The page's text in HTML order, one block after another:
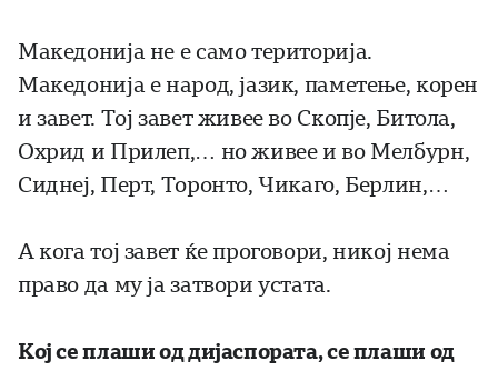
Македонија не е само територија.
Македонија е народ, јазик, паметење, корен
и завет. Тој завет живее во Скопје, Битола,
Охрид и Прилеп,… но живее и во Мелбурн,
Сиднеј, Перт, Торонто, Чикаго, Берлин,…
А кога тој завет ќе проговори, никој нема
право да му ја затвори устата.
Кој се плаши од дијаспората, се плаши од